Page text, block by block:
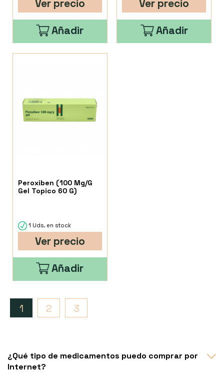
Ver precio
Añadir
Ver precio
Añadir
Peroxiben (100 Mg/G
Gel Topico 60 G)
1 Uds. en stock
Ver precio
Añadir
1 2 3
¿Qué tipo de medicamentos puedo comprar por
Internet?